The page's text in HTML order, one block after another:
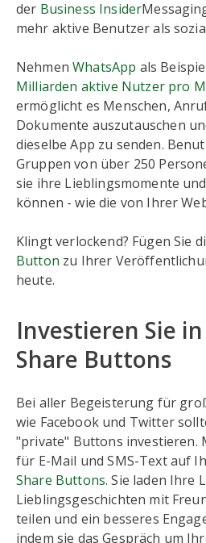
der Business Insider
mehr aktive Benutzer als
NehmenWhatsApp als
Milliarden aktive Nutzer pro
ermöglicht es Menschen,
Dokumente auszutauschen
dieselbe App zu senden.
Gruppen von über 250
sie ihre Lieblingsmomente
können - wie die von Ihrer
Klingt verlockend? Fügen Sie
Button zu Ihrer
heute.
Investieren Sie
Share Buttons
Bei aller Begeisterung für
wie Facebook und Twitter
"private" Buttons investieren.
für E-Mail und SMS-Text auf
Share Buttons. Sie laden Ihre
Lieblingsgeschichten mit
teilen und ein besseres
indem sie das Gespräch um